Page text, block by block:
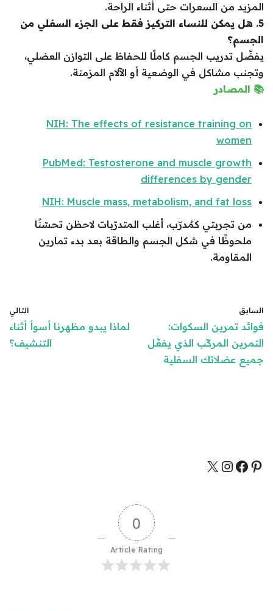
المزيد من السعرات حتى أثناء الراحة.
5. هل يمكن للنساء التركيز فقط على الجزء السفلي من
الجسم؟
يفضّل تدريب الجسم كاملًا للحفاظ على التوازن العضلي،
وتجنب مشاكل في الوضعية أو الآلام المزمنة.
📚 المصادر
NIH: The effects of resistance training on
women
PubMed: Testosterone and muscle growth
differences by gender
NIH: Muscle mass, metabolism, and fat loss
من تجربتي كمُدرّب، أغلب المتدرّبات لاحظن تحسّنًا
ملحوظًا في شكل الجسم والطاقة بعد بدء تمارين
المقاومة.
السابق
فوائد تمرين السكوات:
التمرين المركّب الذي يفعِّل
جميع عضلاتك السفلية
التالي
لماذا يبدو مظهرنا أسوأ أثناء
التنشيف؟
0
Article Rating